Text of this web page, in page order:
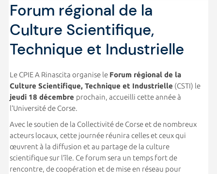
Forum régional de la
Culture Scientifique,
Technique et Industrielle
Le CPIE A Rinascita organise le Forum régional de la
Culture Scientifique, Technique et Industrielle (CSTI) le
jeudi 18 décembre prochain, accueilli cette année à
l’Université de Corse.
Avec le soutien de la Collectivité de Corse et de nombreux
acteurs locaux, cette journée réunira celles et ceux qui
œuvrent à la diffusion et au partage de la culture
scientifique sur l’île. Ce forum sera un temps fort de
rencontre, de coopération et de mise en réseau pour